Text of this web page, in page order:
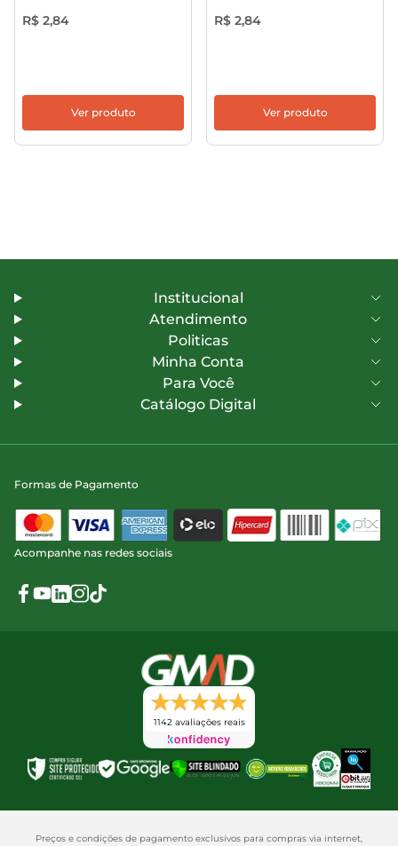
R$ 2,84
Ver produto
R$ 2,84
Ver produto
Institucional
Atendimento
Politicas
Minha Conta
Para Você
Catálogo Digital
Formas de Pagamento
Acompanhe nas redes sociais
1142 avaliações reais
Preços e condições de pagamento exclusivos para compras via internet,